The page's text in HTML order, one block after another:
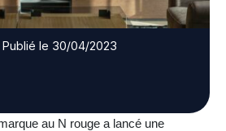
Publié le 30/04/2023
au N rouge a lancé une